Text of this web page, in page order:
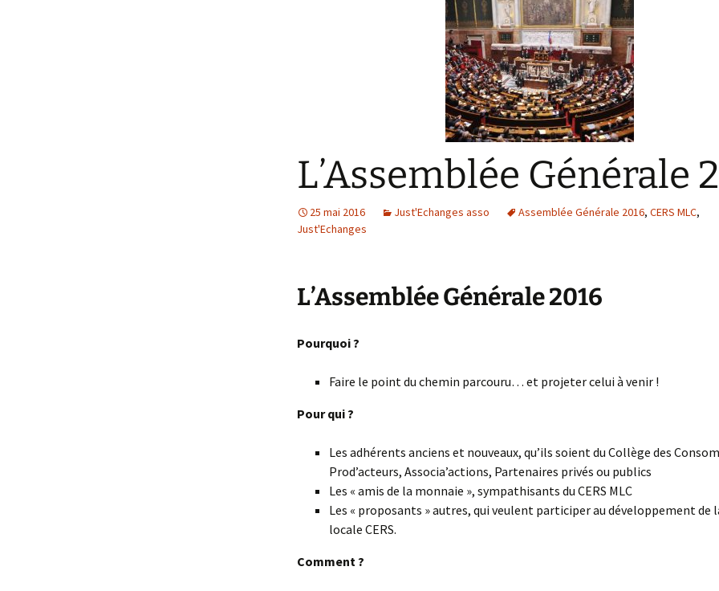
Les Pôles d’Activité
Réunions « JE CERS »
L’Assemblée Générale
25 mai 2016 Just'Echanges asso Assemblée Générale 2016, CERS MLC,
Just'Echanges
L’Assemblée Générale 2016
Pourquoi ?
Faire le point du chemin parcouru… et projeter celui à venir !
Pour qui ?
Les adhérents anciens et nouveaux, qu’ils soient du Collège des
Prod’acteurs, Associa’actions, Partenaires privés ou publics
Les « amis de la monnaie », sympathisants du CERS MLC
Les « proposants » autres, qui veulent participer au développement de
locale CERS.
Comment ?